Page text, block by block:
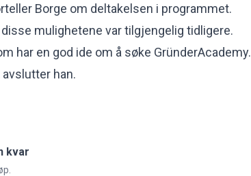
Borge om deltakelsen i programmet.
mulighetene var tilgjengelig tidligere.
har en god ide om å søke GründerAcademy.
avslutter han.
kvar